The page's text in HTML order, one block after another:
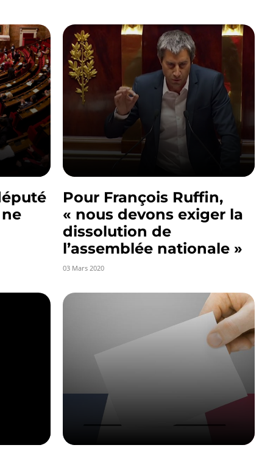
Pour François Ruffin,
« nous devons exiger la
dissolution de
l’assemblée nationale »
03 Mars 2020